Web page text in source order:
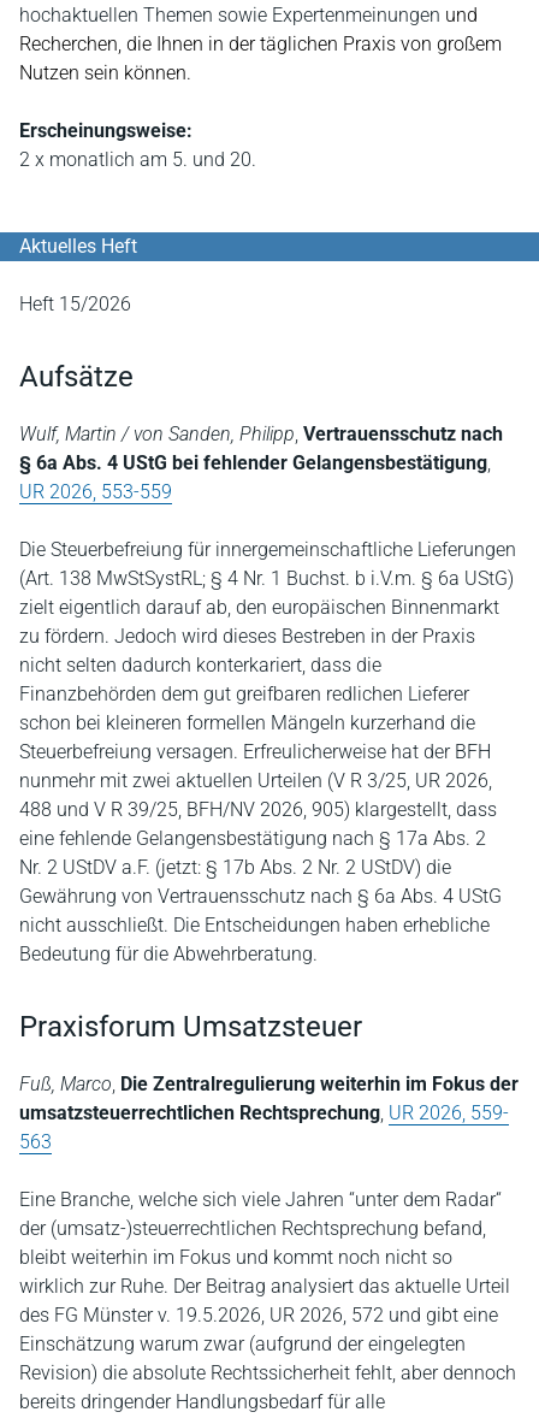
hochaktuellen Themen sowie Expertenmeinungen und
Recherchen, die Ihnen in der täglichen Praxis von großem
Nutzen sein können.
Erscheinungsweise:
2 x monatlich am 5. und 20.
Aktuelles Heft
Heft 15/2026
Aufsätze
Wulf, Martin / von Sanden, Philipp, Vertrauensschutz nach
§ 6a Abs. 4 UStG bei fehlender Gelangensbestätigung,
UR 2026, 553-559
Die Steuerbefreiung für innergemeinschaftliche Lieferungen
(Art. 138 MwStSystRL; § 4 Nr. 1 Buchst. b i.V.m. § 6a UStG)
zielt eigentlich darauf ab, den europäischen Binnenmarkt
zu fördern. Jedoch wird dieses Bestreben in der Praxis
nicht selten dadurch konterkariert, dass die
Finanzbehörden dem gut greifbaren redlichen Lieferer
schon bei kleineren formellen Mängeln kurzerhand die
Steuerbefreiung versagen. Erfreulicherweise hat der BFH
nunmehr mit zwei aktuellen Urteilen (V R 3/25, UR 2026,
488 und V R 39/25, BFH/NV 2026, 905) klargestellt, dass
eine fehlende Gelangensbestätigung nach § 17a Abs. 2
Nr. 2 UStDV a.F. (jetzt: § 17b Abs. 2 Nr. 2 UStDV) die
Gewährung von Vertrauensschutz nach § 6a Abs. 4 UStG
nicht ausschließt. Die Entscheidungen haben erhebliche
Bedeutung für die Abwehrberatung.
Praxisforum Umsatzsteuer
Fuß, Marco, Die Zentralregulierung weiterhin im Fokus der
umsatzsteuerrechtlichen Rechtsprechung, UR 2026, 559-
563
Eine Branche, welche sich viele Jahren “unter dem Radar“
der (umsatz-)steuerrechtlichen Rechtsprechung befand,
bleibt weiterhin im Fokus und kommt noch nicht so
wirklich zur Ruhe. Der Beitrag analysiert das aktuelle Urteil
des FG Münster v. 19.5.2026, UR 2026, 572 und gibt eine
Einschätzung warum zwar (aufgrund der eingelegten
Revision) die absolute Rechtssicherheit fehlt, aber dennoch
bereits dringender Handlungsbedarf für alle